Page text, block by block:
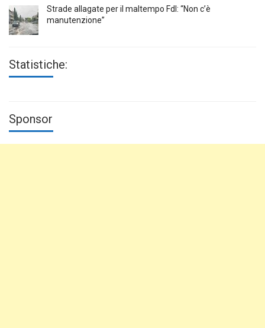
Strade allagate per il maltempo FdI: “Non c’è
manutenzione”
Statistiche:
Sponsor